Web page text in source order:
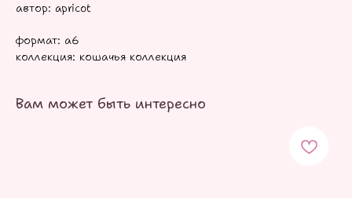
автор: apricot
формат: а6
коллекция: кошачья коллекция
Вам может быть интересно